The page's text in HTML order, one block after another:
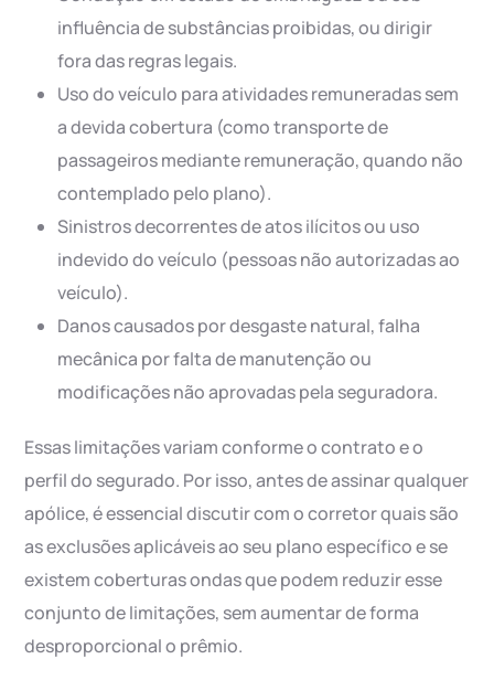
influência de substâncias proibidas, ou dirigir
fora das regras legais.
Uso do veículo para atividades remuneradas sem
a devida cobertura (como transporte de
passageiros mediante remuneração, quando não
contemplado pelo plano).
Sinistros decorrentes de atos ilícitos ou uso
indevido do veículo (pessoas não autorizadas ao
veículo).
Danos causados por desgaste natural, falha
mecânica por falta de manutenção ou
modificações não aprovadas pela seguradora.
Essas limitações variam conforme o contrato e o
perfil do segurado. Por isso, antes de assinar qualquer
apólice, é essencial discutir com o corretor quais são
as exclusões aplicáveis ao seu plano específico e se
existem coberturas ondas que podem reduzir esse
conjunto de limitações, sem aumentar de forma
desproporcional o prêmio.